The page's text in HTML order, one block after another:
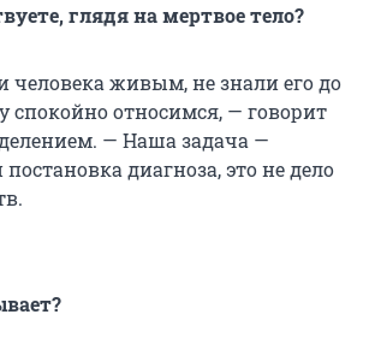
глядя на мертвое тело?
живым, не знали его до
спокойно относимся, — говорит
— Наша задача —
диагноза, это не дело